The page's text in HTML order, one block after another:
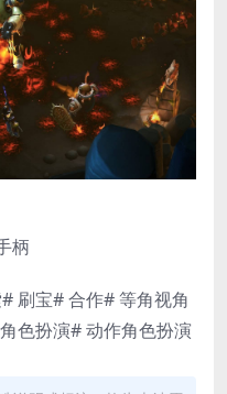
柄
刷宝# 合作# 等角视角
色扮演# 动作角色扮演